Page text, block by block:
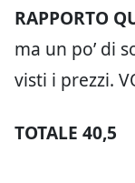
RAPPORTO
ma un po’ di
visti i prezzi.
TOTALE 40,5